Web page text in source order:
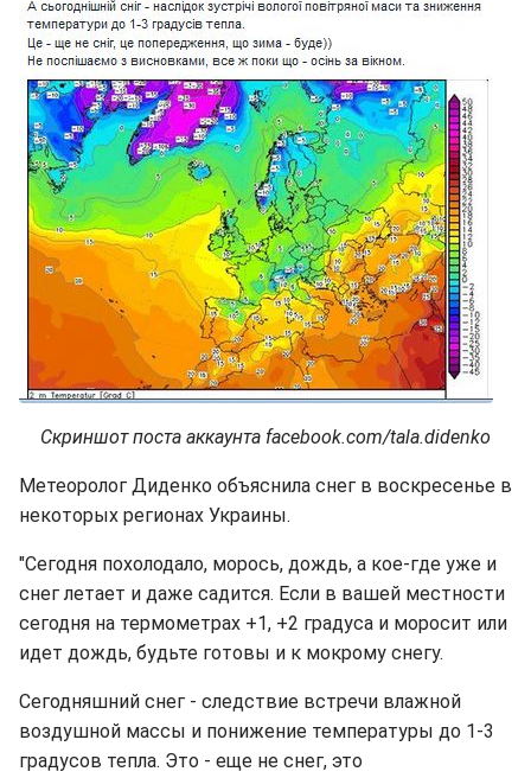
Скриншот поста аккаунта facebook.com/tala.didenko
Метеоролог Диденко объяснила снег в воскресенье в
некоторых регионах Украины.
"Сегодня похолодало, морось, дождь, а кое-где уже и
снег летает и даже садится. Если в вашей местности
сегодня на термометрах +1, +2 градуса и моросит или
идет дождь, будьте готовы и к мокрому снегу.
Сегодняшний снег - следствие встречи влажной
воздушной массы и понижение температуры до 1-3
градусов тепла. Это - еще не снег, это